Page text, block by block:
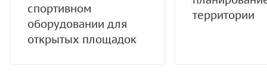
спортивном
оборудовании для
открытых площадок
территории